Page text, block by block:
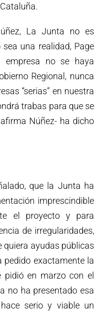
La Junta no es
una realidad, Page
no se haya
Regional, nunca
“serias” en nuestra
trabas para que se
Núñez- ha dicho
que la Junta ha
imprescindible
el proyecto y para
de irregularidades,
quiera ayudas públicas
pedido exactamente la
en marzo con el
no ha presentado esa
serio y viable un